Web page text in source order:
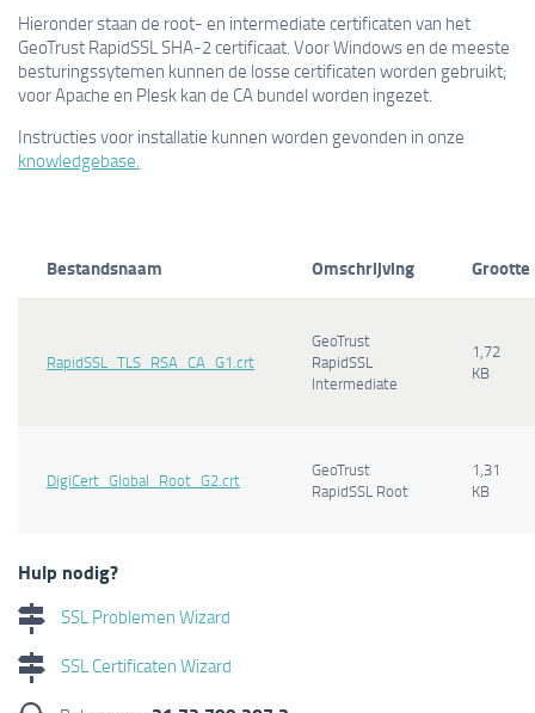
Hieronder staan de root- en intermediate certificaten van het
GeoTrust RapidSSL SHA-2 certificaat. Voor Windows en de meeste
besturingssytemen kunnen de losse certificaten worden gebruikt;
voor Apache en Plesk kan de CA bundel worden ingezet.
Instructies voor installatie kunnen worden gevonden in onze
knowledgebase.
Bestandsnaam Omschrijving Grootte
RapidSSL_TLS_RSA_CA_G1.crt
GeoTrust
RapidSSL
Intermediate
1,72
KB
DigiCert_Global_Root_G2.crt
GeoTrust
RapidSSL Root
1,31
KB
Hulp nodig?
SSL Problemen Wizard
SSL Certificaten Wizard